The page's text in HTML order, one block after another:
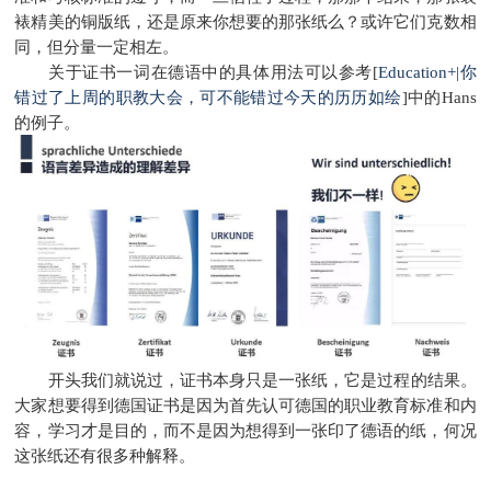
裱精美的铜版纸，还是原来你想要的那张纸么？或许它们克数相
同，但分量一定相左。
关于证书一词在德语中的具体用法可以参考[Education+|你
错过了上周的职教大会，可不能错过今天的历历如绘]中的Hans
的例子。
开头我们就说过，证书本身只是一张纸，它是过程的结果。
大家想要得到德国证书是因为首先认可德国的职业教育标准和内
容，学习才是目的，而不是因为想得到一张印了德语的纸，何况
这张纸还有很多种解释。